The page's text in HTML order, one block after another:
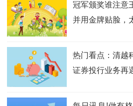
冠军颁奖谁注意
并用金牌贴脸，
热门看点：清越
证券投行业务再